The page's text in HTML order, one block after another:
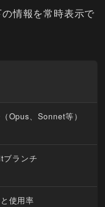
情報を常時表示で
Opus、Sonnet等）
ブランチ
使用率